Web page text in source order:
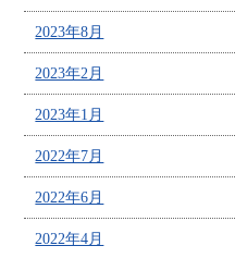
2023年8月
2023年2月
2023年1月
2022年7月
2022年6月
2022年4月